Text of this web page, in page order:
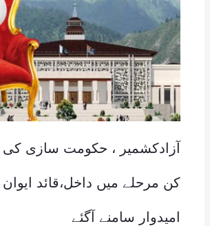
آزادکشمیر ، حکومت سازی کی
کن مرحلے میں داخل،قائد ایوان
امیدوار سامنے آگئے